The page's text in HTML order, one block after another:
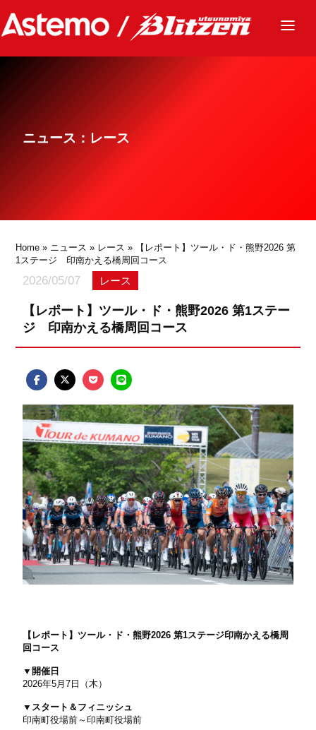
ニュース
グッズ
ニュース：レース
Home » ニュース » レース » 【レポート】ツール・ド・熊野2026 第
1ステージ 印南かえる橋周回コース
2026/05/07 レース
【レポート】ツール・ド・熊野2026 第1ステー
ジ 印南かえる橋周回コース
【レポート】ツール・ド・熊野2026 第1ステージ印南かえる橋周
回コース
▼開催日
2026年5月7日（木）
▼スタート＆フィニッシュ
印南町役場前～印南町役場前